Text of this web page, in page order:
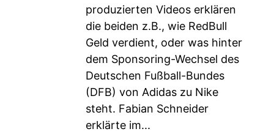
produzierten Videos erklären
die beiden z.B., wie RedBull
Geld verdient, oder was hinter
dem Sponsoring-Wechsel des
Deutschen Fußball-Bundes
(DFB) von Adidas zu Nike
steht. Fabian Schneider
erklärte im...